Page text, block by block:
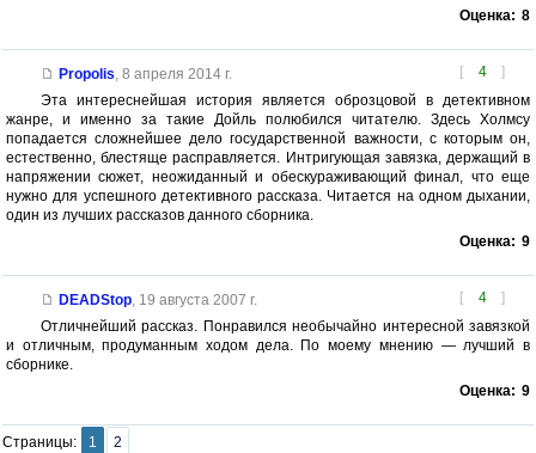
Оценка: 8
[ 4 ]
Propolis, 8 апреля 2014 г.
Эта интереснейшая история является оброзцовой в детективном
жанре, и именно за такие Дойль полюбился читателю. Здесь Холмсу
попадается сложнейшее дело государственной важности, с которым он,
естественно, блестяще расправляется. Интригующая завязка, держащий в
напряжении сюжет, неожиданный и обескураживающий финал, что еще
нужно для успешного детективного рассказа. Читается на одном дыхании,
один из лучших рассказов данного сборника.
Оценка: 9
[ 4 ]
DEADStop, 19 августа 2007 г.
Отличнейший рассказ. Понравился необычайно интересной завязкой
и отличным, продуманным ходом дела. По моему мнению — лучший в
сборнике.
Оценка: 9
Страницы: 1 2